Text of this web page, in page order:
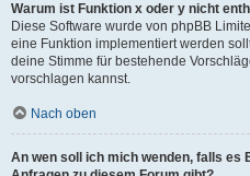
Warum ist Funktion x oder y nicht
Diese Software wurde von phpBB
eine Funktion implementiert werden
deine Stimme für bestehende
vorschlagen kannst.
Nach oben
An wen soll ich mich wenden, falls